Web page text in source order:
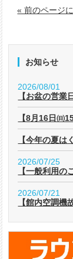
« 前のページ
お知らせ
2026/08/01
【お盆の営
【8月16日
【今年の夏
2026/07/25
【一般利用
2026/07/21
【館内空調機